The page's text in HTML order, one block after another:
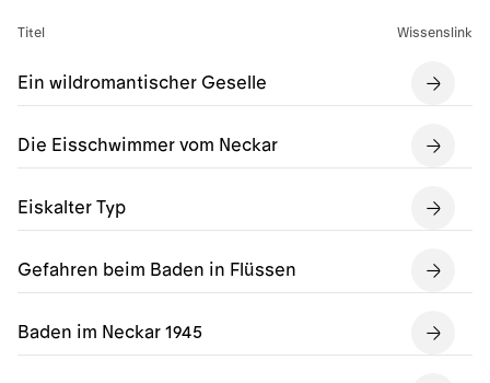
Titel Wissenslink
Ein wildromantischer Geselle
Die Eisschwimmer vom Neckar
Eiskalter Typ
Gefahren beim Baden in Flüssen
Baden im Neckar 1945